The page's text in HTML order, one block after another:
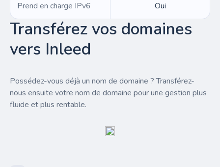
Prend en charge IPv6 Oui
Transférez vos domaines
vers Inleed
Possédez-vous déjà un nom de domaine ? Transférez-
nous ensuite votre nom de domaine pour une gestion plus
fluide et plus rentable.